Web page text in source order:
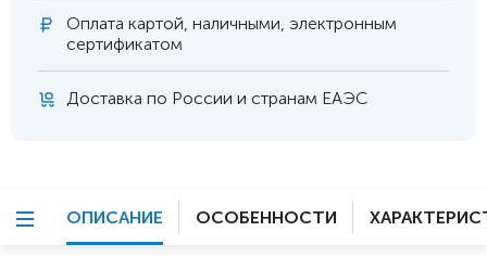
Оплата картой, наличными, электронным
сертификатом
Доставка по России и странам ЕАЭС
ОПИСАНИЕ ОСОБЕННОСТИ